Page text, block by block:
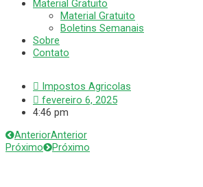
Material Gratuito
Material Gratuito
Boletins Semanais
Sobre
Contato
Impostos Agricolas
fevereiro 6, 2025
4:46 pm
AnteriorAnterior
Próximo
Próximo